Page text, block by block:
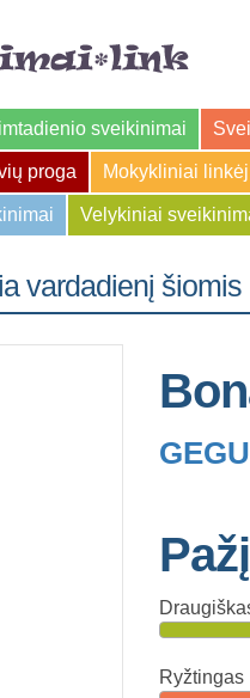
sveikinimai
proga Mokykliniai
Velykiniai
vardadienį
Ryžtingas